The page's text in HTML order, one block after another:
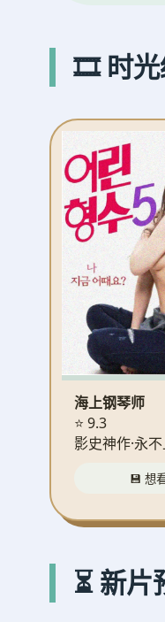
🎞️ 时光
海上钢琴师
⭐ 9.3
影史神作·永
💾 想
⏳ 新片